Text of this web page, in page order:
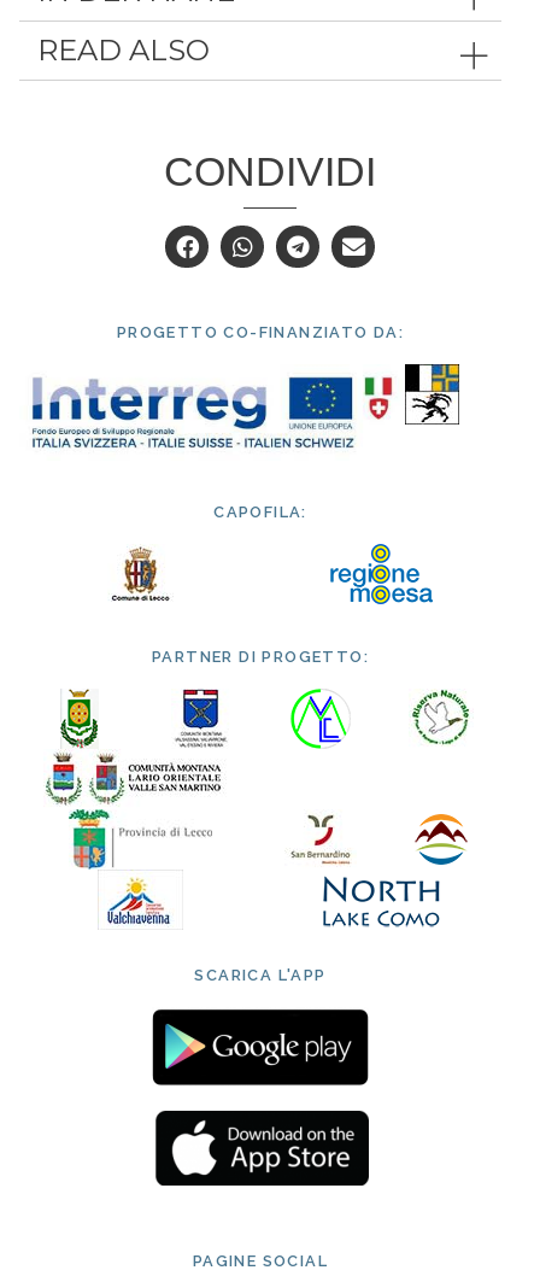
READ ALSO
CONDIVIDI
PROGETTO CO-FINANZIATO DA:
CAPOFILA:
PARTNER DI PROGETTO:
SCARICA L'APP
PAGINE SOCIAL